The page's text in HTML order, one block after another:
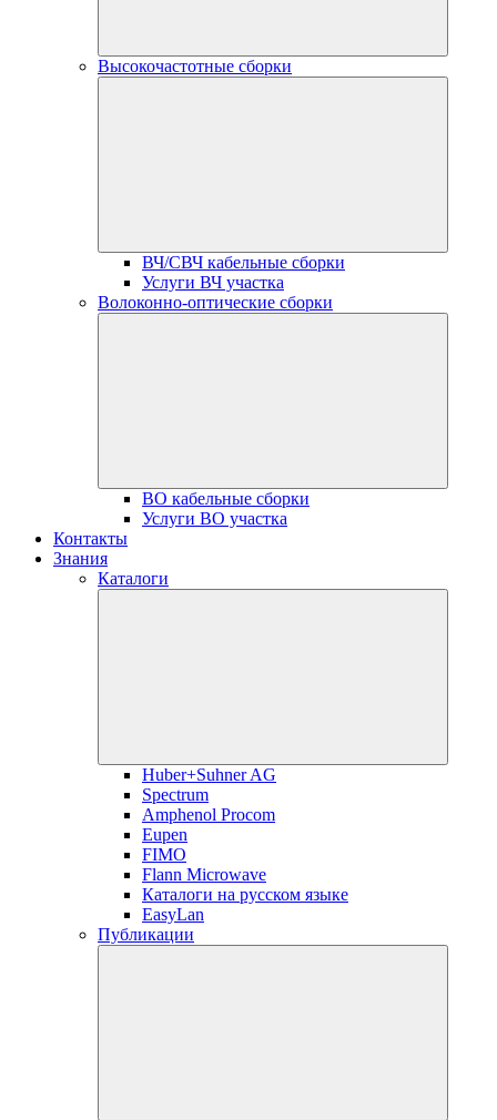
Высокочастотные сборки
ВЧ/СВЧ кабельные сборки
Услуги ВЧ участка
Волоконно-оптические сборки
ВО кабельные сборки
Услуги ВО участка
Контакты
Знания
Каталоги
Huber+Suhner AG
Spectrum
Amphenol Procom
Eupen
FIMO
Flann Microwave
Каталоги на русском языке
EasyLan
Публикации